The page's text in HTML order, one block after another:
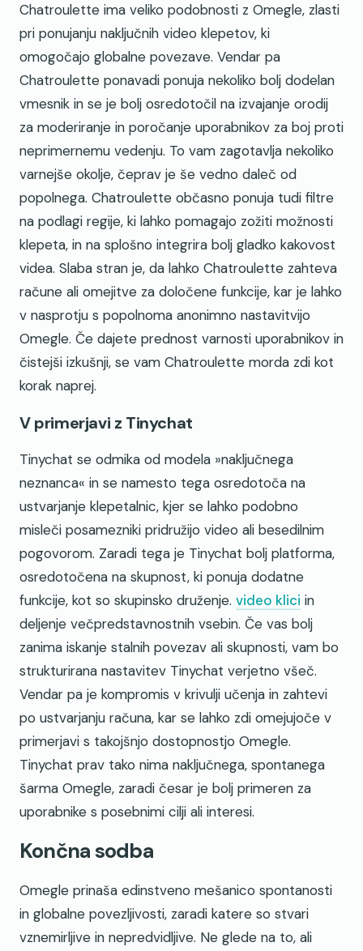
Chatroulette ima veliko podobnosti z Omegle, zlasti
pri ponujanju naključnih video klepetov, ki
omogočajo globalne povezave. Vendar pa
Chatroulette ponavadi ponuja nekoliko bolj dodelan
vmesnik in se je bolj osredotočil na izvajanje orodij
za moderiranje in poročanje uporabnikov za boj proti
neprimernemu vedenju. To vam zagotavlja nekoliko
varnejše okolje, čeprav je še vedno daleč od
popolnega. Chatroulette občasno ponuja tudi filtre
na podlagi regije, ki lahko pomagajo zožiti možnosti
klepeta, in na splošno integrira bolj gladko kakovost
videa. Slaba stran je, da lahko Chatroulette zahteva
račune ali omejitve za določene funkcije, kar je lahko
v nasprotju s popolnoma anonimno nastavitvijo
Omegle. Če dajete prednost varnosti uporabnikov in
čistejši izkušnji, se vam Chatroulette morda zdi kot
korak naprej.
V primerjavi z Tinychat
Tinychat se odmika od modela »naključnega
neznanca« in se namesto tega osredotoča na
ustvarjanje klepetalnic, kjer se lahko podobno
misleči posamezniki pridružijo video ali besedilnim
pogovorom. Zaradi tega je Tinychat bolj platforma,
osredotočena na skupnost, ki ponuja dodatne
funkcije, kot so skupinsko druženje. video klici in
deljenje večpredstavnostnih vsebin. Če vas bolj
zanima iskanje stalnih povezav ali skupnosti, vam bo
strukturirana nastavitev Tinychat verjetno všeč.
Vendar pa je kompromis v krivulji učenja in zahtevi
po ustvarjanju računa, kar se lahko zdi omejujoče v
primerjavi s takojšnjo dostopnostjo Omegle.
Tinychat prav tako nima naključnega, spontanega
šarma Omegle, zaradi česar je bolj primeren za
uporabnike s posebnimi cilji ali interesi.
Končna sodba
Omegle prinaša edinstveno mešanico spontanosti
in globalne povezljivosti, zaradi katere so stvari
vznemirljive in nepredvidljive. Ne glede na to, ali